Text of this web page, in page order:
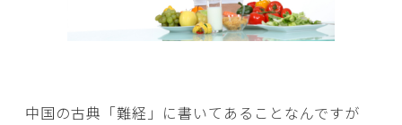
中国の古典「難経」に書いてあることなんですが